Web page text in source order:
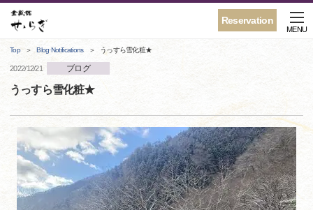
Reservation
MENU
Top Blog·Notifications うっすら雪化粧★
2022/12/21 ブログ
うっすら雪化粧★